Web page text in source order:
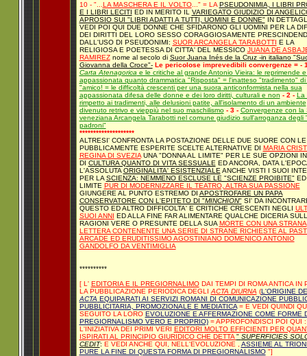
10 - "... LA MASCHERA E IL VOLTO..."= LA PSEUDONIMIA, I LIBRI
E I LIBRI LECITI ED IN MERITO IL VARIEGATO GIUDIZIO DI
APROSIO SUI "LIBRI ADATTI A TUTTI, UOMINI E DONNE"IN
VEDI POI QUI DUE DONNE CHE SFIDARONO GLI UOMINI PER LA
DEI DIRITTI DEL LORO SESSO CORAGGIOSAMENTE
DALL'USO DI PSEUDONIMI: SUOR ARCANGELA TARABOTTI E LA
RELIGIOSA E POETESSA DI CITTA' DEL MESSICO JUANA DE
RAMIREZnome al secolo di Suor Juana Inés de la Cruz -in italiano
Giovanna della Croce"- Le pericolose imprevedibili convergenze = -
Carta Atenagorica e le critiche al grande Antonio Vieira: le reprimende e
appassionata quanto drammatica "Risposta" = l'inatteso "tradimento" di
"amico! = le difficoltà crescenti per una suora anticonformista nella sua
appassionata difesa delle donne e dei loro diritti, culturali e non - 2 - La
rimpetto ai tradimenti, alle delusioni patite, all'isolamento di un ambiente
divenuto retrivo e vieppiù nel suo maschilismo - 3 - Convergenze con la
veneziana Arcangela Tarabotti nel comune giudizio sull'arroganza degli
padroni"
********************
ALTRESI' CONFRONTA LA POSTAZIONE DELLE DUE SUORE CON LE
PUBBLICAMENTE ESPERITE SCELTE ALTERNATIVE DI MARIA
REGINA DI SVEZIAUNA "DONNA AL LIMITE" PER LE SUE OPZIONI IN
DI CULTURA QUANTO DI VITA SESSUALE ED ANCORA, DATA
L'ASSOLUTA ORIGINALITA' ESISTENZIALE ANCHE VISTI I SUOI
PER LA SCIENZA: NEMMENO ESCLUSE LE "SCIENZE PROIBITE"ED
LIMITE PUR DI MODERNIZZARE IL TEATRO, ALTRA SUA PASSIONE
GIUNGERE AL PUNTO ESTREMO DI APOSTROFARE UN PAPA
CONSERVATORE CON L'EPITETO DI "MINCHION"SI' DA
QUESTO ED ALTRO DIFFICOLTA' E CRITICHE CRESCENTI NEGLI
SUOI ANNI ED ALLA FINE FAR ALIMENTARE QUALCHE DICERIA
RAGIONI VERE O PRESUNTE DELLA SUA MORTE CON UNA STRANA
LETTERA CONTENENTE UNA SERIE DI STRANE RICHIESTE AL
ARCADE ED ERUDITISSIMO AGOSTINIANO DOMENICO ANTONIO
GANDOLFO DA VENTIMIGLIA
**********
[ L' EDITORIA E IL PREGIORNALIMODAI TEMPI DI ROMA ANTICA IN
LA PUBBLICAZIONE PERIODICA DEGLI ACTA DIURNA (L'ORIGINE
ACTA EQUIPARATI AI SERVIZI ROMANI DI COMUNICAZIONE
PUBBLICITARIA, PROMOZIONALE E MEDIATICA= E VEDI QUINDI
SEGUITO LA LORO EVOLUZIONE E AFFERMAZIONE COME FORME
PREGIORNALISMO VERO E PROPRIO)=APPROFONDISCI POI QUI :
L'INIZIATIVA DEI PRIMI VERI EDITORI MOLTO EFFICIENTI PER
ISPIRATI AL PRINCIPIO GIURIDICO CHE DETTA " SUPERFICIES
CEDIT: E VEDI ANCHE QUI, NELL'EVOLUZIONE , ASSIEME AL
PURE LA FINE DI QUESTA FORMA DI PREGIORNALISMO"]